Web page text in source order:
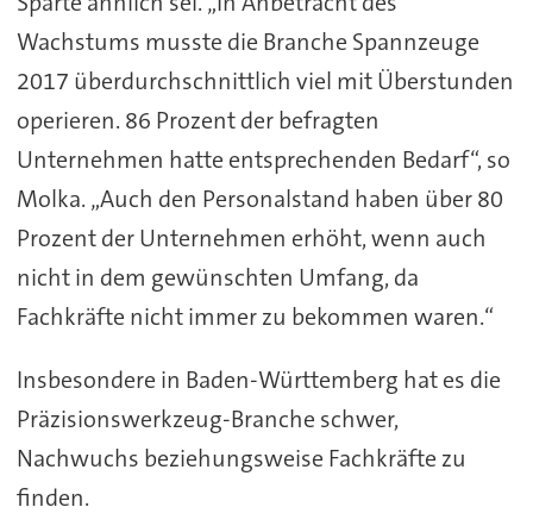
Wachstums musste die Branche Spannzeuge
2017 überdurchschnittlich viel mit Überstunden
operieren. 86 Prozent der befragten
Unternehmen hatte entsprechenden Bedarf“, so
Molka. „Auch den Personalstand haben über 80
Prozent der Unternehmen erhöht, wenn auch
nicht in dem gewünschten Umfang, da
Fachkräfte nicht immer zu bekommen waren.“
Insbesondere in Baden-Württemberg hat es die
Präzisionswerkzeug-Branche schwer,
Nachwuchs beziehungsweise Fachkräfte zu
finden.